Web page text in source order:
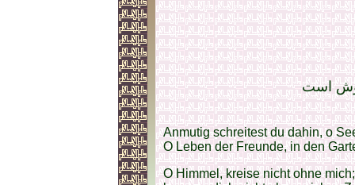
است
Anmutig schreitest du dahin, o
O Leben der Freunde, in den
O Himmel, kreise nicht ohne